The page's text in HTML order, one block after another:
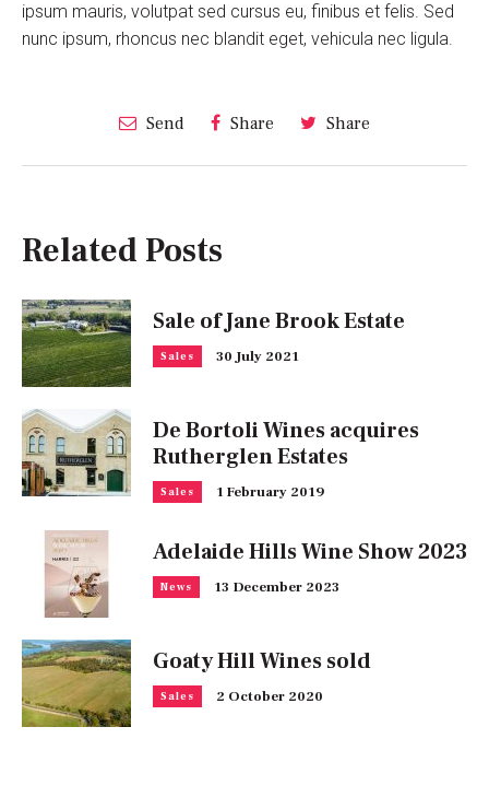
ipsum mauris, volutpat sed cursus eu, finibus et felis. Sed
nunc ipsum, rhoncus nec blandit eget, vehicula nec ligula.
Send Share Share
Related Posts
Sale of Jane Brook Estate
Sales 30 July 2021
De Bortoli Wines acquires
Rutherglen Estates
Sales 1 February 2019
Adelaide Hills Wine Show 2023
News 13 December 2023
Goaty Hill Wines sold
Sales 2 October 2020